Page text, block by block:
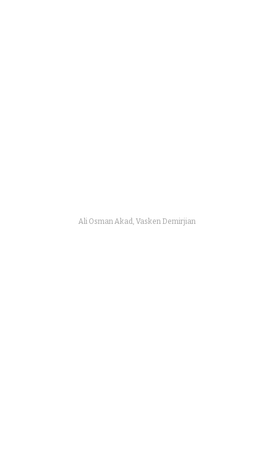
Ali Osman Akad, Vasken Demirjian